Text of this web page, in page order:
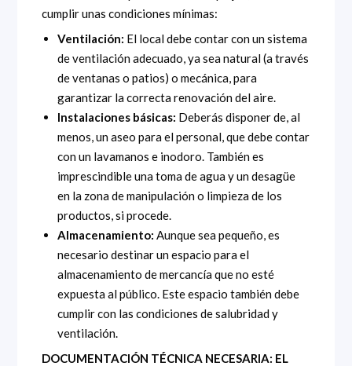
cumplir unas condiciones mínimas:
Ventilación: El local debe contar con un sistema
de ventilación adecuado, ya sea natural (a través
de ventanas o patios) o mecánica, para
garantizar la correcta renovación del aire.
Instalaciones básicas: Deberás disponer de, al
menos, un aseo para el personal, que debe contar
con un lavamanos e inodoro. También es
imprescindible una toma de agua y un desagüe
en la zona de manipulación o limpieza de los
productos, si procede.
Almacenamiento: Aunque sea pequeño, es
necesario destinar un espacio para el
almacenamiento de mercancía que no esté
expuesta al público. Este espacio también debe
cumplir con las condiciones de salubridad y
ventilación.
DOCUMENTACIÓN TÉCNICA NECESARIA: EL